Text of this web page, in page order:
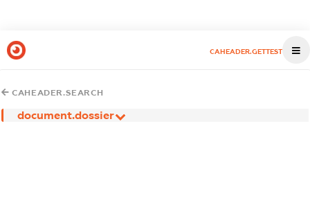
CAHEADER.GETTEST
CAHEADER.SEARCH
document.dossier